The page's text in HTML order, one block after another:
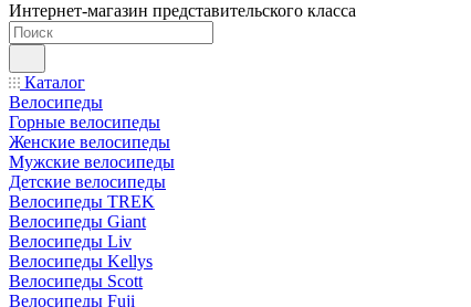
Интернет-магазин представительского класса
Каталог
Велосипеды
Горные велосипеды
Женские велосипеды
Мужские велосипеды
Детские велосипеды
Велосипеды TREK
Велосипеды Giant
Велосипеды Liv
Велосипеды Kellys
Велосипеды Scott
Велосипеды Fuji